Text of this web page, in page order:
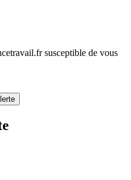
susceptible de vous